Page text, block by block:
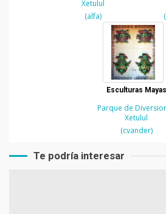
Xetulul
(alfa)
Esculturas Mayas
Parque de
Xetulul
(cvander)
Te podría interesar